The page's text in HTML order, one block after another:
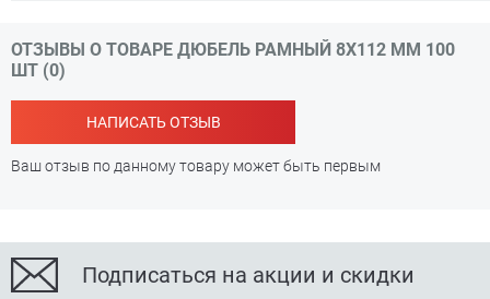
ОТЗЫВЫ О ТОВАРЕ ДЮБЕЛЬ РАМНЫЙ 8Х112 ММ 100
ШТ (0)
НАПИСАТЬ ОТЗЫВ
Ваш отзыв по данному товару может быть первым
Подписаться на акции и скидки